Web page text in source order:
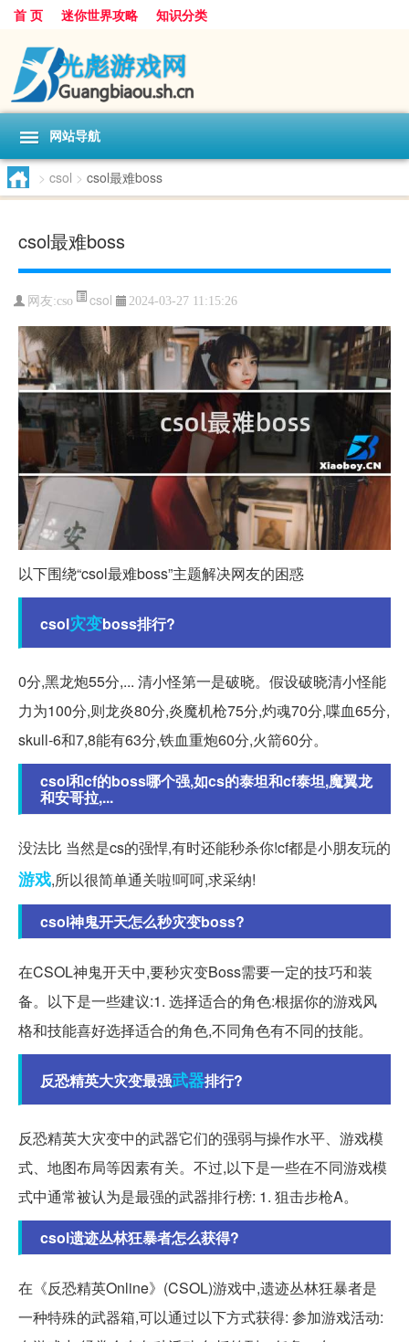
首 页 迷你世界攻略 知识分类
网站导航
> csol > csol最难boss
csol最难boss
网友:cso csol 2024-03-27 11:15:26
以下围绕“csol最难boss”主题解决网友的困惑
csol灾变boss排行?
0分,黑龙炮55分,... 清小怪第一是破晓。假设破晓清小怪能
力为100分,则龙炎80分,炎魔机枪75分,灼魂70分,喋血65分,
skull-6和7,8能有63分,铁血重炮60分,火箭60分。
csol和cf的boss哪个强,如cs的泰坦和cf泰坦,魔翼龙
和安哥拉,...
没法比 当然是cs的强悍,有时还能秒杀你!cf都是小朋友玩的
游戏,所以很简单通关啦!呵呵,求采纳!
csol神鬼开天怎么秒灾变boss?
在CSOL神鬼开天中,要秒灾变Boss需要一定的技巧和装
备。以下是一些建议:1. 选择适合的角色:根据你的游戏风
格和技能喜好选择适合的角色,不同角色有不同的技能。
反恐精英大灾变最强武器排行?
反恐精英大灾变中的武器它们的强弱与操作水平、游戏模
式、地图布局等因素有关。不过,以下是一些在不同游戏模
式中通常被认为是最强的武器排行榜: 1. 狙击步枪A。
csol遗迹丛林狂暴者怎么获得?
在《反恐精英Online》(CSOL)游戏中,遗迹丛林狂暴者是
一种特殊的武器箱,可以通过以下方式获得: 参加游戏活动: